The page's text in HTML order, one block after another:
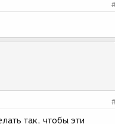
так, чтобы эти